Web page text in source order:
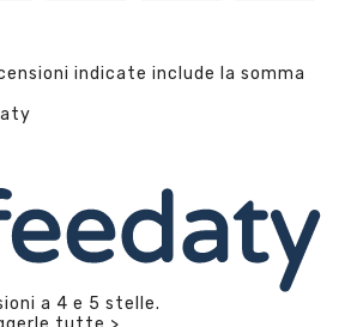
indicate include la somma
a 4 e 5 stelle.